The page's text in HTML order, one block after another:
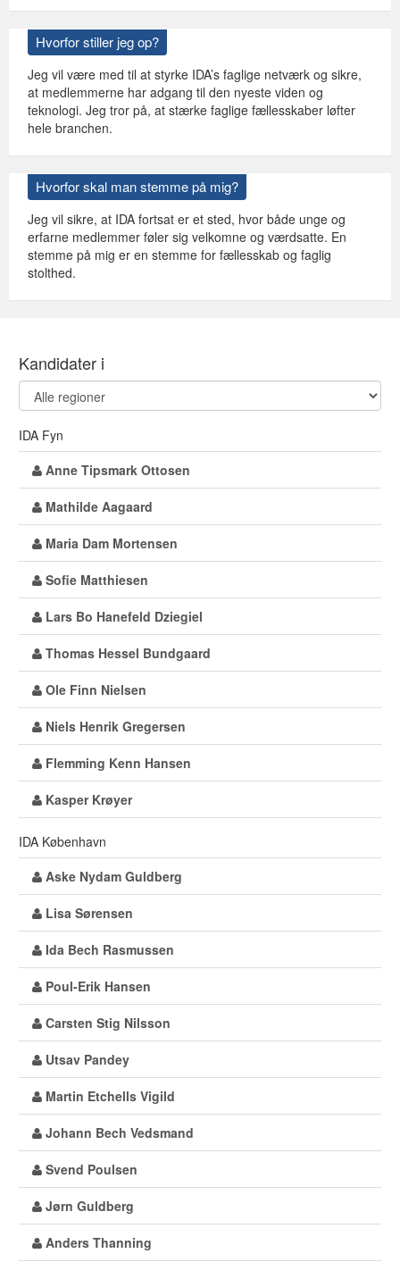
Hvorfor stiller jeg op?
Jeg vil være med til at styrke IDA’s faglige netværk og sikre,
at medlemmerne har adgang til den nyeste viden og
teknologi. Jeg tror på, at stærke faglige fællesskaber løfter
hele branchen.
Hvorfor skal man stemme på mig?
Jeg vil sikre, at IDA fortsat er et sted, hvor både unge og
erfarne medlemmer føler sig velkomne og værdsatte. En
stemme på mig er en stemme for fællesskab og faglig
stolthed.
Kandidater i
IDA Fyn
Anne Tipsmark Ottosen
Mathilde Aagaard
Maria Dam Mortensen
Sofie Matthiesen
Lars Bo Hanefeld Dziegiel
Thomas Hessel Bundgaard
Ole Finn Nielsen
Niels Henrik Gregersen
Flemming Kenn Hansen
Kasper Krøyer
IDA København
Aske Nydam Guldberg
Lisa Sørensen
Ida Bech Rasmussen
Poul-Erik Hansen
Carsten Stig Nilsson
Utsav Pandey
Martin Etchells Vigild
Johann Bech Vedsmand
Svend Poulsen
Jørn Guldberg
Anders Thanning